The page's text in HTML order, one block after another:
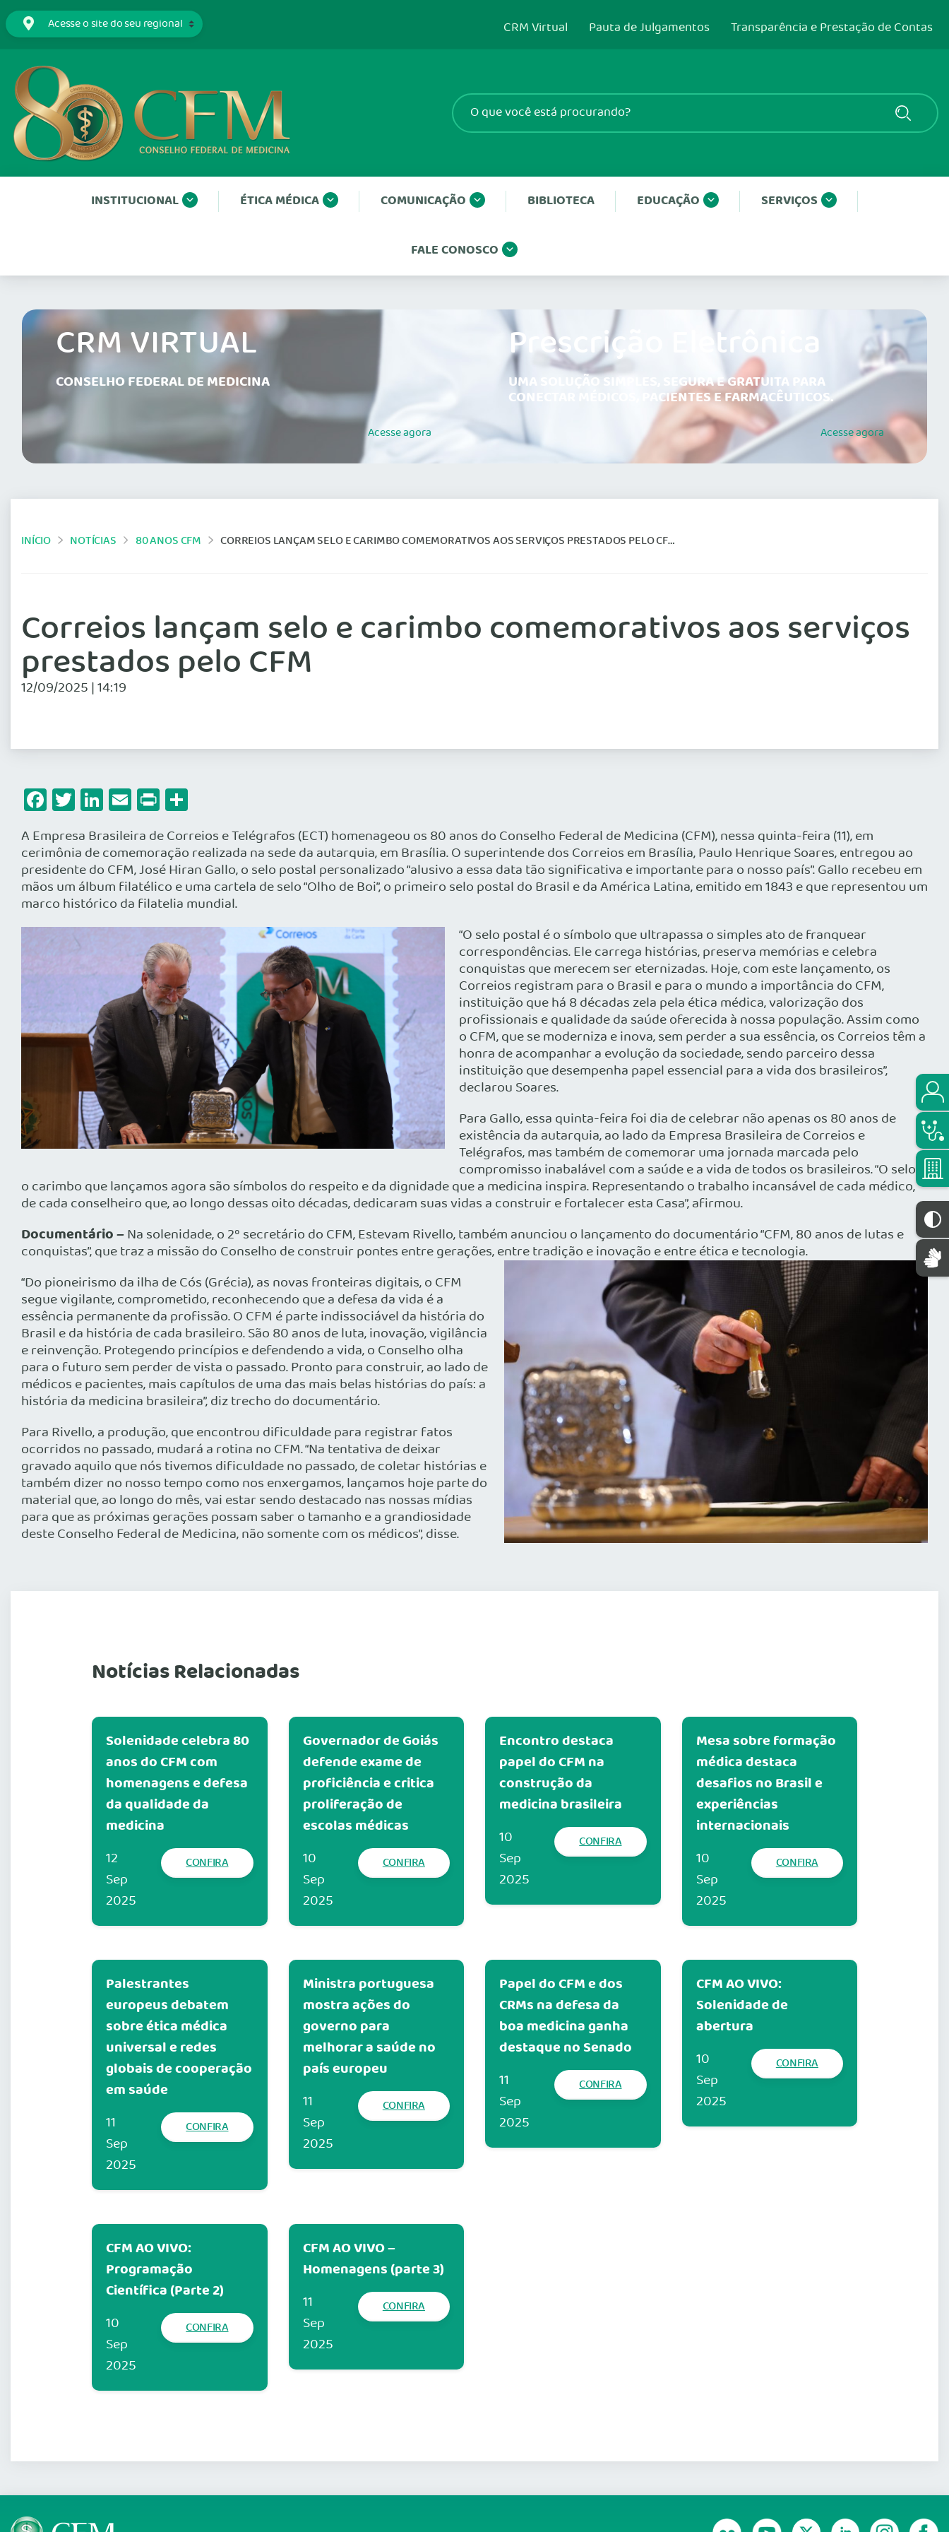
CRM Virtual Pauta de Julgamentos Transparência e Prestação de Contas
INSTITUCIONAL ÉTICA MÉDICA COMUNICAÇÃO BIBLIOTECA EDUCAÇÃO SERVIÇOS
FALE CONOSCO
CRM VIRTUAL
CONSELHO FEDERAL DE MEDICINA
Acesseagora
Prescrição Eletrônica
UMA SOLUÇÃO SIMPLES, SEGURA E GRATUITA PARA
CONECTAR MÉDICOS, PACIENTES E FARMACÊUTICOS.
Acesseagora
INÍCIO NOTÍCIAS 80 ANOS CFM CORREIOS LANÇAM SELO E CARIMBO COMEMORATIVOS AOS SERVIÇOS PRESTADOS PELO CFM
Correios lançam selo e carimbo comemorativos aos serviços
prestados pelo CFM
12/09/2025 | 14:19
Facebook
Twitter
LinkedIn
Email
Print
A Empresa Brasileira de Correios e Telégrafos (ECT) homenageou os 80 anos do Conselho Federal de Medicina (CFM), nessa quinta-feira (11), em
cerimônia de comemoração realizada na sede da autarquia, em Brasília. O superintende dos Correios em Brasília, Paulo Henrique Soares, entregou ao
presidente do CFM, José Hiran Gallo, o selo postal personalizado “alusivo a essa data tão significativa e importante para o nosso país”. Gallo recebeu em
mãos um álbum filatélico e uma cartela de selo “Olho de Boi”, o primeiro selo postal do Brasil e da América Latina, emitido em 1843 e que representou um
marco histórico da filatelia mundial.
“O selo postal é o símbolo que ultrapassa o simples ato de franquear
correspondências. Ele carrega histórias, preserva memórias e celebra
conquistas que merecem ser eternizadas. Hoje, com este lançamento, os
Correios registram para o Brasil e para o mundo a importância do CFM,
instituição que há 8 décadas zela pela ética médica, valorização dos
profissionais e qualidade da saúde oferecida à nossa população. Assim como
o CFM, que se moderniza e inova, sem perder a sua essência, os Correios têm a
honra de acompanhar a evolução da sociedade, sendo parceiro dessa
instituição que desempenha papel essencial para a vida dos brasileiros”,
declarou Soares.
Para Gallo, essa quinta-feira foi dia de celebrar não apenas os 80 anos de
existência da autarquia, ao lado da Empresa Brasileira de Correios e
Telégrafos, mas também de comemorar uma jornada marcada pelo
compromisso inabalável com a saúde e a vida de todos os brasileiros. “O selo e
o carimbo que lançamos agora são símbolos do respeito e da dignidade que a medicina inspira. Representando o trabalho incansável de cada médico,
de cada conselheiro que, ao longo dessas oito décadas, dedicaram suas vidas a construir e fortalecer esta Casa”, afirmou.
Documentário –Na solenidade, o 2º secretário do CFM, Estevam Rivello, também anunciou o lançamento do documentário “CFM, 80 anos de lutas e
conquistas”, que traz a missão do Conselho de construir pontes entre gerações, entre tradição e inovação e entre ética e tecnologia.
“Do pioneirismo da ilha de Cós (Grécia), as novas fronteiras digitais, o CFM
segue vigilante, comprometido, reconhecendo que a defesa da vida é a
essência permanente da profissão. O CFM é parte indissociável da história do
Brasil e da história de cada brasileiro. São 80 anos de luta, inovação, vigilância
e reinvenção. Protegendo princípios e defendendo a vida, o Conselho olha
para o futuro sem perder de vista o passado. Pronto para construir, ao lado de
médicos e pacientes, mais capítulos de uma das mais belas histórias do país: a
história da medicina brasileira”, diz trecho do documentário.
Para Rivello, a produção, que encontrou dificuldade para registrar fatos
ocorridos no passado, mudará a rotina no CFM. “Na tentativa de deixar
gravado aquilo que nós tivemos dificuldade no passado, de coletar histórias e
também dizer no nosso tempo como nos enxergamos, lançamos hoje parte do
material que, ao longo do mês, vai estar sendo destacado nas nossas mídias
para que as próximas gerações possam saber o tamanho e a grandiosidade
deste Conselho Federal de Medicina, não somente com os médicos”, disse.
Notícias Relacionadas
Solenidade celebra 80
anos do CFM com
homenagens e defesa
da qualidade da
medicina
12
Sep
2025
CONFIRA
Governador de Goiás
defende exame de
proficiência e critica
proliferação de
escolas médicas
10
Sep
2025
CONFIRA
Encontro destaca
papel do CFM na
construção da
medicina brasileira
10
Sep
2025
CONFIRA
Mesa sobre formação
médica destaca
desafios no Brasil e
experiências
internacionais
10
Sep
2025
CONFIRA
Palestrantes
europeus debatem
sobre ética médica
universal e redes
globais de cooperação
em saúde
11
Sep
2025
CONFIRA
Ministra portuguesa
mostra ações do
governo para
melhorar a saúde no
país europeu
11
Sep
2025
CONFIRA
Papel do CFM e dos
CRMs na defesa da
boa medicina ganha
destaque no Senado
11
Sep
2025
CONFIRA
CFM AO VIVO:
Solenidade de
abertura
10
Sep
2025
CONFIRA
CFM AO VIVO:
Programação
Científica (Parte 2)
10
Sep
2025
CONFIRA
CFM AO VIVO –
Homenagens (parte 3)
11
Sep
2025
CONFIRA